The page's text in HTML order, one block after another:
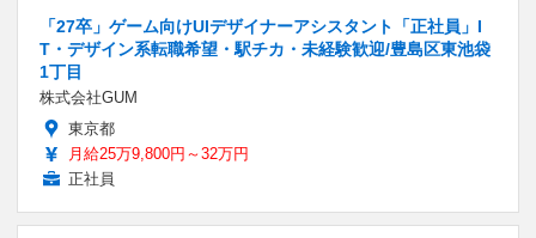
「27卒」ゲーム向けUIデザイナーアシスタント「正社員」I
T・デザイン系転職希望・駅チカ・未経験歓迎/豊島区東池袋
1丁目
株式会社GUM
東京都
月給25万9,800円～32万円
正社員